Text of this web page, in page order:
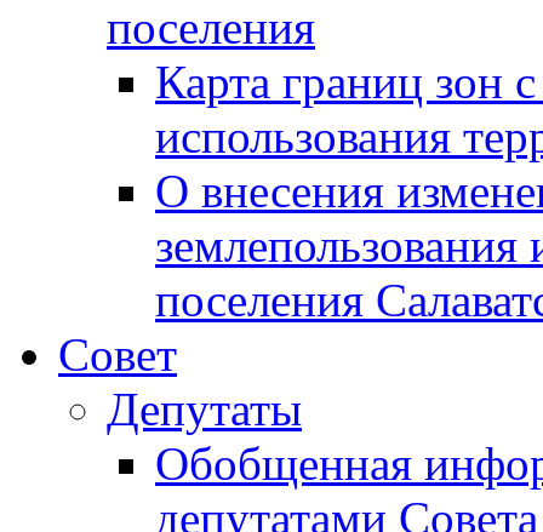
поселения
Карта границ зон
использования
О внесения
землепользования
поселения
Совет
Депутаты
Обобщенная
депутатами